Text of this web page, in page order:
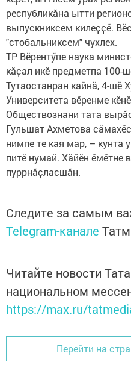
республикӑна ытти
выпускниксем килеҫҫӗ.
"стобальниксем" чухлех.
ТР Вӗрентӳпе наука
кӑҫал икӗ предметпа 100-
Тутаостанран кайнӑ, 4-шӗ
Университета вӗренме
Обществознани тата
Гульшат Ахметова
нимпе те кая мар, – кунта
питӗ нумай. Хӑйӗн ӗмӗтне
пуррнӑҫласшӑн.
Следите за самым
Telegram-канале
Читайте новости
национальном
https://max.ru/
Перейти на